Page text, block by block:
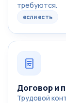
требуются.
если есть
Договор и
Трудовой